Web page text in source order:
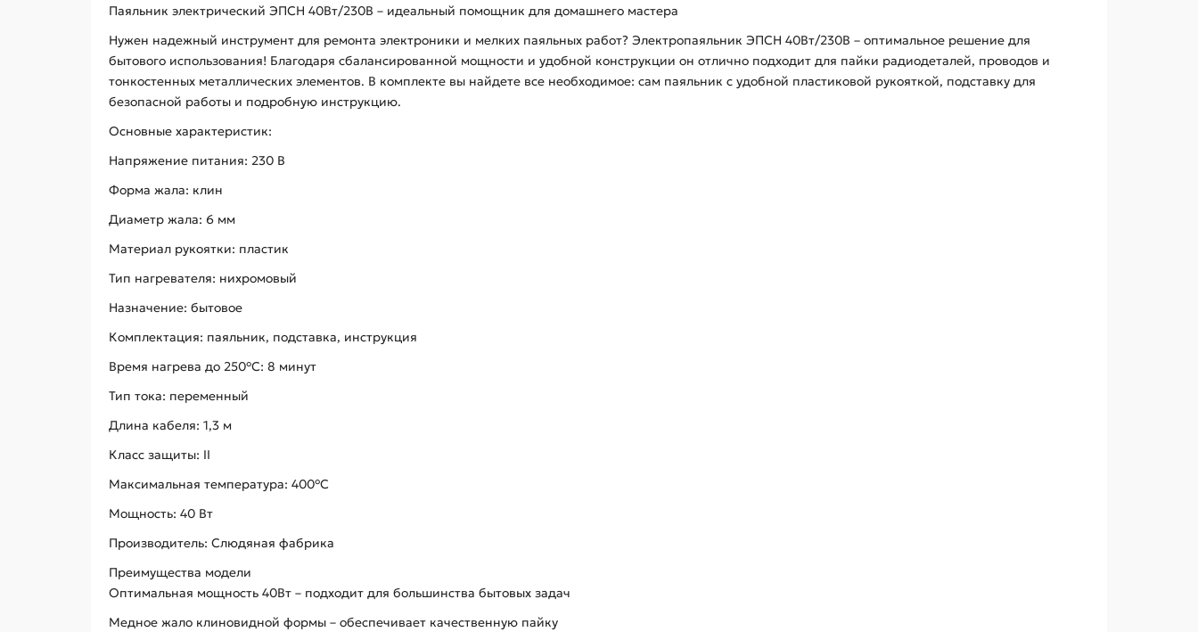
Паяльник электрический ЭПСН 40Вт/230В – идеальный помощник для домашнего мастера
Нужен надежный инструмент для ремонта электроники и мелких паяльных работ? Электропаяльник ЭПСН 40Вт/230В – оптимальное решение для
бытового использования! Благодаря сбалансированной мощности и удобной конструкции он отлично подходит для пайки радиодеталей, проводов и
тонкостенных металлических элементов. В комплекте вы найдете все необходимое: сам паяльник с удобной пластиковой рукояткой, подставку для
безопасной работы и подробную инструкцию.
Основные характеристик:
Напряжение питания: 230 В
Форма жала: клин
Диаметр жала: 6 мм
Материал рукоятки: пластик
Тип нагревателя: нихромовый
Назначение: бытовое
Комплектация: паяльник, подставка, инструкция
Время нагрева до 250°C: 8 минут
Тип тока: переменный
Длина кабеля: 1,3 м
Класс защиты: II
Максимальная температура: 400°C
Мощность: 40 Вт
Производитель: Слюдяная фабрика
Преимущества модели
Оптимальная мощность 40Вт – подходит для большинства бытовых задач
Медное жало клиновидной формы – обеспечивает качественную пайку